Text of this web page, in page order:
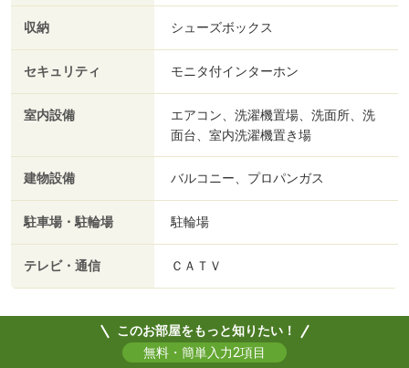
収納 シューズボックス
セキュリティ モニタ付インターホン
室内設備
エアコン、洗濯機置場、洗面所、洗
面台、室内洗濯機置き場
建物設備 バルコニー、プロパンガス
駐車場・駐輪場 駐輪場
テレビ・通信 ＣＡＴＶ
このお部屋をもっと知りたい！
無料・簡単入力2項目